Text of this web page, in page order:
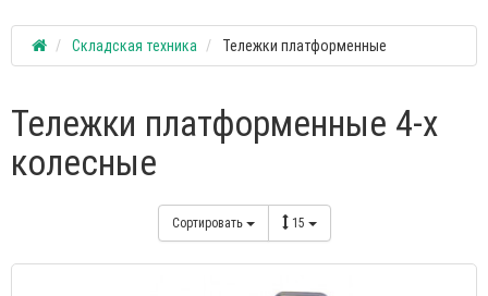
Складская техника Тележки платформенные
Тележки платформенные 4-х
колесные
Сортировать 15